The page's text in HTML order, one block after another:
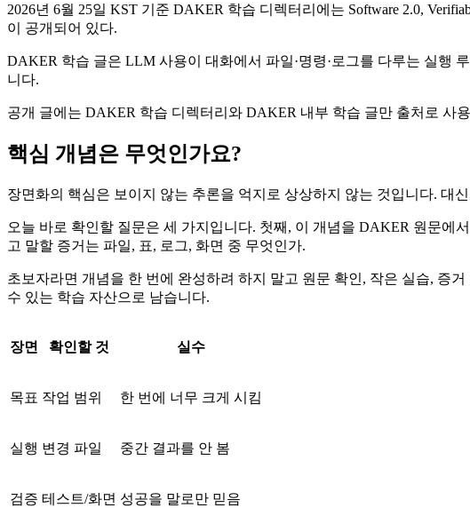
2026년 6월 25일 KST 기준 DAKER 학습 디렉터리에는 Software 2.0,
이 공개되어 있다.
DAKER 학습 글은 LLM 사용이 대화에서 파일·명령·로그를 다루는 실행
니다.
공개 글에는 DAKER 학습 디렉터리와 DAKER 내부 학습 글만 출처로 사
핵심 개념은 무엇인가요?
장면화의 핵심은 보이지 않는 추론을 억지로 상상하지 않는 것입니다. 대
오늘 바로 확인할 질문은 세 가지입니다. 첫째, 이 개념을 DAKER 원문에
고 말할 증거는 파일, 표, 로그, 화면 중 무엇인가.
초보자라면 개념을 한 번에 완성하려 하지 말고 원문 확인, 작은 실습, 증
수 있는 학습 자산으로 남습니다.
장면 확인할 것 실수
목표 작업 범위 한 번에 너무 크게 시킴
실행 변경 파일 중간 결과를 안 봄
검증 테스트/화면 성공을 말로만 믿음